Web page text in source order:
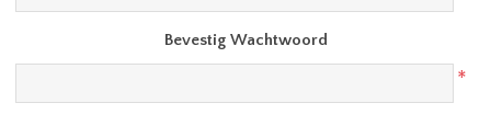
Bevestig Wachtwoord
*